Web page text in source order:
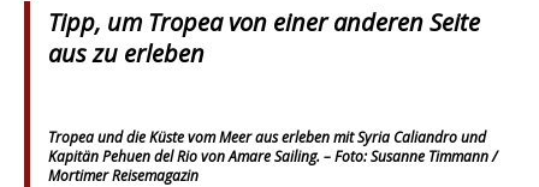
Tipp, um Tropea von einer anderen Seite
aus zu erleben
Tropea und die Küste vom Meer aus erleben mit Syria Caliandro und
Kapitän Pehuen del Rio von Amare Sailing. – Foto: Susanne Timmann /
Mortimer Reisemagazin